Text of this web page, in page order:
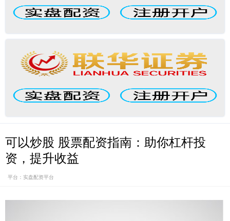
可以炒股 股票配资指南：助你杠杆投
资，提升收益
平台：实盘配资平台